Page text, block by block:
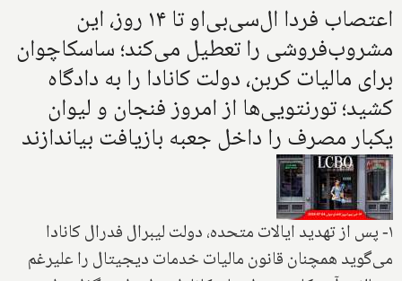
اعتصاب فردا ال‌سی‌بی‌او تا ۱۴ روز، این
مشروب‌فروشی را تعطیل می‌کند؛ ساسکاچوان
برای مالیات کربن، دولت کانادا را به دادگاه
کشید؛ تورنتویی‌ها از امروز فنجان و لیوان
یکبار مصرف را داخل جعبه بازیافت بیاندازند
۱- پس از تهدید ایالات متحده، دولت لیبرال فدرال کانادا
می‌گوید همچنان قانون مالیات خدمات دیجیتال را علیرغم